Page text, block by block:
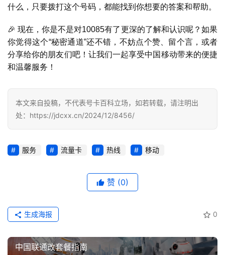
号
百
科
防
识
业
资
量
卡
荐
注册
投稿
什么，只要拨打这个号码，都能找到你想要的答案和帮助。
🎉 现在，你是不是对10085有了更深的了解和认识呢？如果
你觉得这个“秘密通道”还不错，不妨点个赞、留个言，或者
分享给你的朋友们吧！让我们一起享受中国移动带来的便捷
和温馨服务！
本文来自投稿，不代表号卡百科立场，如若转载，请注明出
处：https://jdcxx.cn/2024/12/8456/
服务 流量卡 热线 移动
赞 (0)
0
生成海报
中国联通改套餐指南